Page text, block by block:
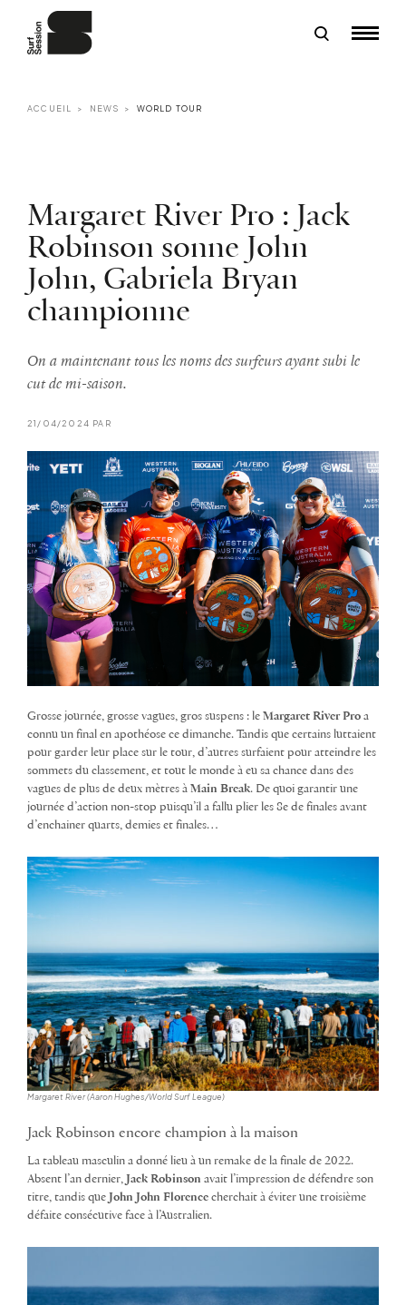
ACCUEIL NEWS WORLD TOUR
Margaret River Pro : Jack
Robinson sonne John
John, Gabriela Bryan
championne
On a maintenant tous les noms des surfeurs ayant subi le
cut de mi-saison.
21/04/2024 PAR
Grosse journée, grosse vagues, gros suspens : le Margaret River Pro a
connu un final en apothéose ce dimanche. Tandis que certains luttaient
pour garder leur place sur le tour, d’autres surfaient pour atteindre les
sommets du classement, et tout le monde à eu sa chance dans des
vagues de plus de deux mètres à Main Break. De quoi garantir une
journée d’action non-stop puisqu’il a fallu plier les 8e de finales avant
d’enchainer quarts, demies et finales…
Margaret River (Aaron Hughes/World Surf League)
Jack Robinson encore champion à la maison
La tableau masculin a donné lieu à un remake de la finale de 2022.
Absent l’an dernier,
Jack Robinson avait l’impression de défendre son
titre, tandis que John John Florence cherchait à éviter une troisième
défaite consécutive face à l’Australien.